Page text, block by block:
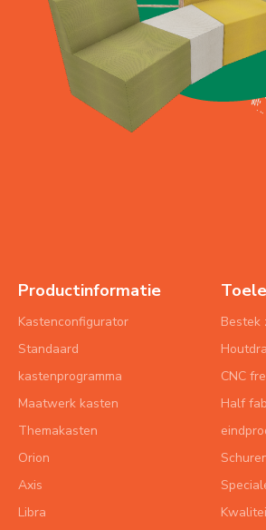
Productinformatie
Kastenconfigurator
Standaard
kastenprogramma
Maatwerk kasten
Themakasten
Orion
Axis
Libra
Bestek
CNC
Half